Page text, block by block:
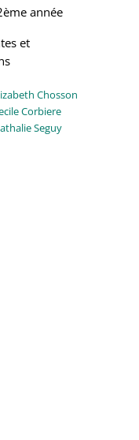
année
et
Chosson
Corbiere
Seguy